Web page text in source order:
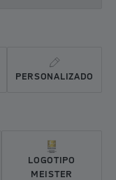
PERSONALIZADO
LOGOTIPO
MEISTER